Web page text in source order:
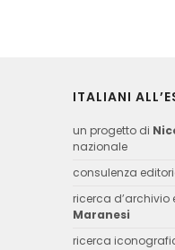
ITALIANI
un progetto di
nazionale
consulenza
ricerca d’archivio
Maranesi
ricerca